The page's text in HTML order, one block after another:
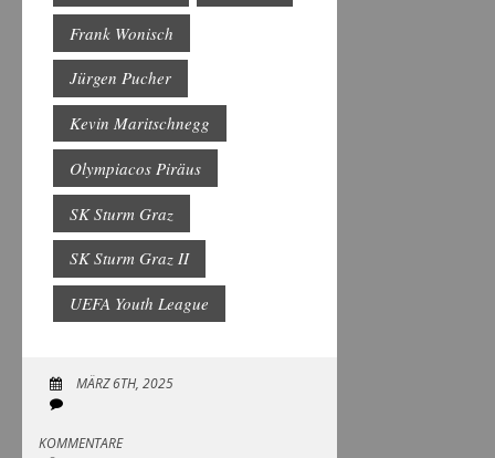
Frank Wonisch
Jürgen Pucher
Kevin Maritschnegg
Olympiacos Piräus
SK Sturm Graz
SK Sturm Graz II
UEFA Youth League
MÄRZ 6TH, 2025
KOMMENTARE